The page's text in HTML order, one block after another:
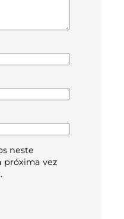
neste
próxima vez